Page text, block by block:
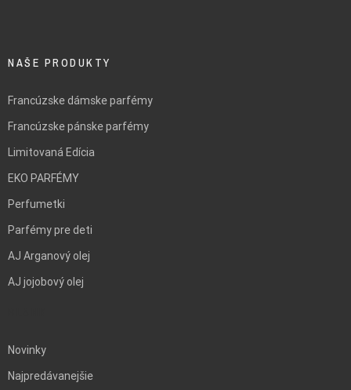
NAŠE PRODUKTY
Francúzske dámske parfémy
Francúzske pánske parfémy
Limitovaná Edícia
EKO PARFÉMY
Perfumetki
Parfémy pre deti
AJ Arganový olej
AJ jojobový olej
Novinky
Najpredávanejšie